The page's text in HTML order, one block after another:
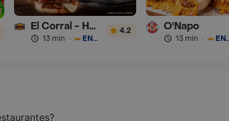
El Corral - Hamburguesa
13 min · ENVÍO GRATIS
4.2 O'Napo
13 min ·